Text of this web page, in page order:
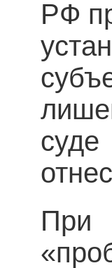
РФ
При